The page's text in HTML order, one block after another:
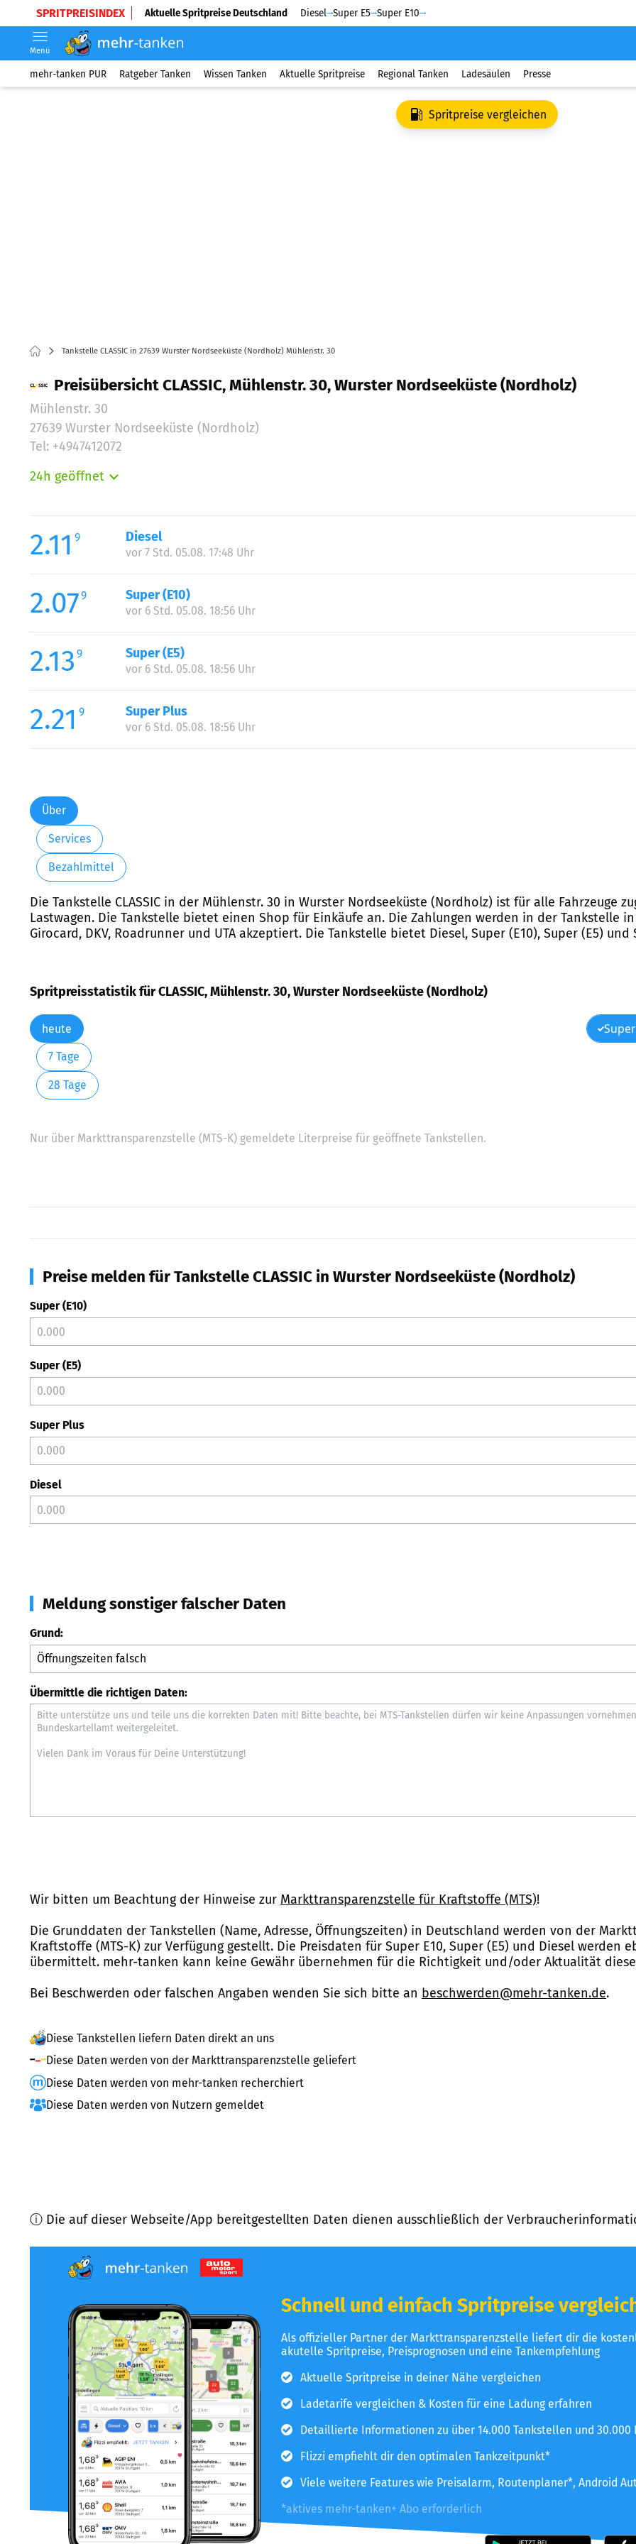
SPRITPREISINDEX Aktuelle Spritpreise Deutschland Diesel Super E5 Super E10
Menü
mehr-tanken PUR Ratgeber Tanken Wissen Tanken Aktuelle Spritpreise Regional Tanken Ladesäulen Presse
Spritpreise vergleichen
Tankstelle CLASSIC in 27639 Wurster Nordseeküste (Nordholz) Mühlenstr. 30
Preisübersicht CLASSIC, Mühlenstr. 30, Wurster Nordseeküste (Nordholz)
Mühlenstr. 30
27639 Wurster Nordseeküste (Nordholz)
Tel: +4947412072
24h geöffnet
Mittwoch:
Donnerstag:
Samstag:
Sonntag:
2.11 9 Diesel
vor 7 Std. 05.08. 17:48 Uhr
2.079 Super (E10)
vor 6 Std. 05.08. 18:56 Uhr
2.13 9 Super (E5)
vor 6 Std. 05.08. 18:56 Uhr
2.21 9 Super Plus
vor 6 Std. 05.08. 18:56 Uhr
Über
Services
Bezahlmittel
Die Tankstelle CLASSIC in der Mühlenstr. 30 in Wurster Nordseeküste (Nordholz) ist für alle Fahrzeuge
Lastwagen. Die Tankstelle bietet einen Shop für Einkäufe an. Die Zahlungen werden in der Tankstelle
Girocard, DKV, Roadrunner und UTA akzeptiert. Die Tankstelle bietet Diesel, Super (E10), Super (E5)
Spritpreisstatistik für CLASSIC, Mühlenstr. 30, Wurster Nordseeküste (Nordholz)
heute
7 Tage
28 Tage
Nur über Markttransparenzstelle (MTS-K) gemeldete Literpreise für geöffnete Tankstellen.
Preise melden für Tankstelle CLASSIC in Wurster Nordseeküste (Nordholz)
Super (E10)
Super (E5)
Super Plus
Diesel
Meldung sonstiger falscher Daten
Grund:
Übermittle die richtigen Daten:
Wir bitten um Beachtung der Hinweise zur Markttransparenzstelle für Kraftstoffe (MTS)!
Die Grunddaten der Tankstellen (Name, Adresse, Öffnungszeiten) in Deutschland werden von der
Kraftstoffe (MTS-K) zur Verfügung gestellt. Die Preisdaten für Super E10, Super (E5) und Diesel werden
übermittelt. mehr-tanken kann keine Gewähr übernehmen für die Richtigkeit und/oder Aktualität
Bei Beschwerden oder falschen Angaben wenden Sie sich bitte an beschwerden@mehr-tanken.de.
Diese Tankstellen liefern Daten direkt an uns
Diese Daten werden von der Markttransparenzstelle geliefert
Diese Daten werden von mehr-tanken recherchiert
Diese Daten werden von Nutzern gemeldet
ⓘ Die auf dieser Webseite/App bereitgestellten Daten dienen ausschließlich der
Schnell und einfach Spritpreise
Als offizieller Partner der Markttransparenzstelle liefert dir die
akutelle Spritpreise, Preisprognosen und eine Tankempfehlung
Aktuelle Spritpreise in deiner Nähe vergleichen
Ladetarife vergleichen & Kosten für eine Ladung erfahren
Detaillierte Informationen zu über 14.000 Tankstellen und 30.000
Flizzi empfiehlt dir den optimalen Tankzeitpunkt*
Viele weitere Features wie Preisalarm, Routenplaner*, Android
*aktives mehr-tanken+ Abo erforderlich